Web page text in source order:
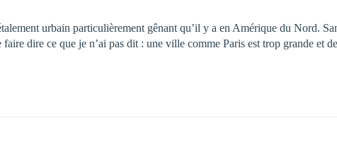
urbain particulièrement gênant qu’il y a en Amérique du Nord.
dire ce que je n’ai pas dit : une ville comme Paris est trop grande et